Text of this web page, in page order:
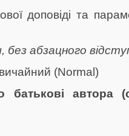
доповіді та
без абзацного
(Normal)
батькові автора